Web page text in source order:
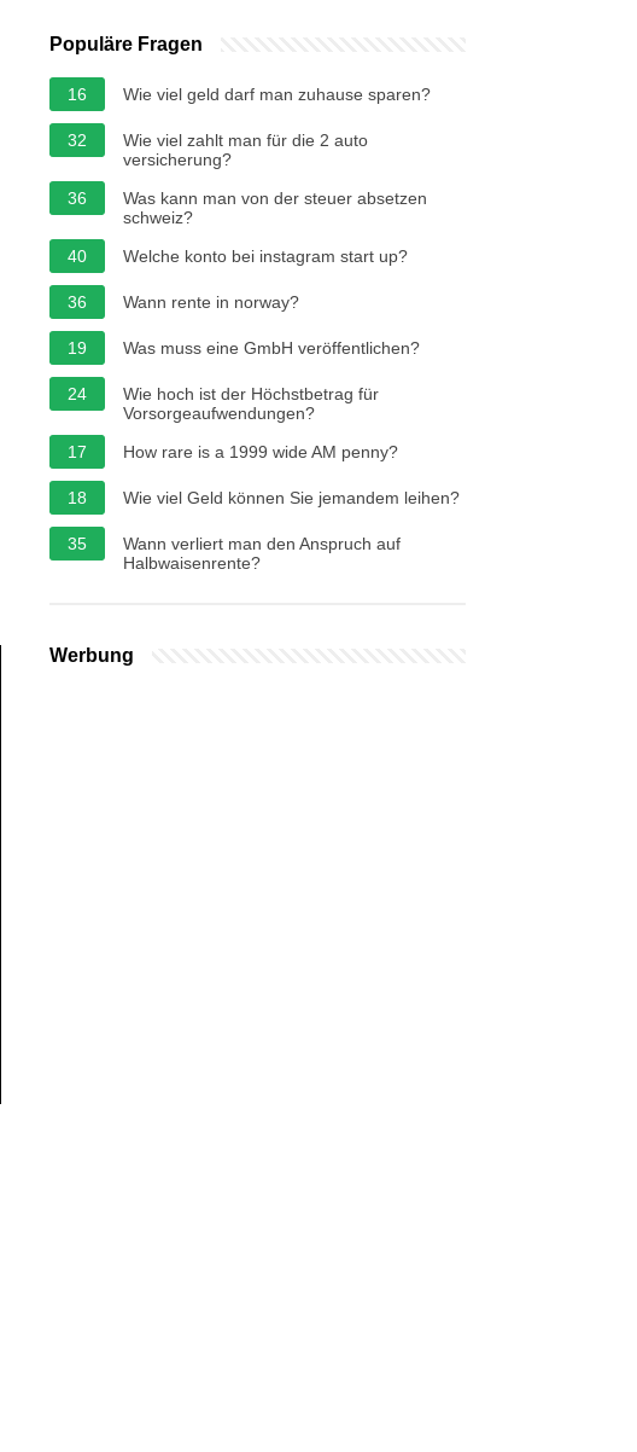
Populäre Fragen
16 Wie viel geld darf man zuhause sparen?
32
Wie viel zahlt man für die 2 auto
versicherung?
36
Was kann man von der steuer absetzen
schweiz?
40
Welche konto bei instagram start up?
36 Wann rente in norway?
19 Was muss eine GmbH veröffentlichen?
24
Wie hoch ist der Höchstbetrag für
Vorsorgeaufwendungen?
17
How rare is a 1999 wide AM penny?
18 Wie viel Geld können Sie jemandem leihen?
35
Wann verliert man den Anspruch auf
Halbwaisenrente?
Werbung